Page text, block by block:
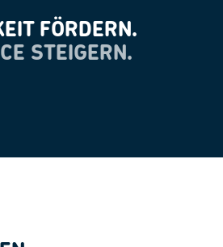
FÖRDERN.
STEIGERN.